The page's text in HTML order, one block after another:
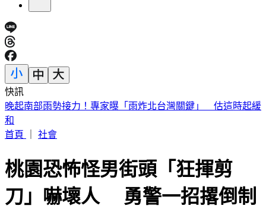
快訊
2026 SBS歌謠大戰SUMMER／最美小貓咪來了！MEOVV白
禮服仙氣走藍毯
首頁
社會
桃園恐怖怪男街頭「狂揮剪
刀」嚇壞人 勇警一招撂倒制